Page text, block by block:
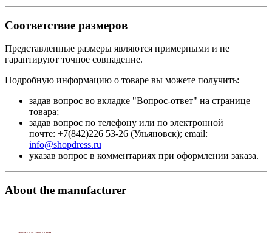
Соответствие размеров
Представленные размеры являются примерными и не
гарантируют точное совпадение.
Подробную информацию о товаре вы можете получить:
задав вопрос во вкладке "Вопрос-ответ" на странице
товара;
задав вопрос по телефону или по электронной
почте: +7(842)226 53-26 (Ульяновск); email:
info@shopdress.ru
указав вопрос в комментариях при оформлении заказа.
About the manufacturer